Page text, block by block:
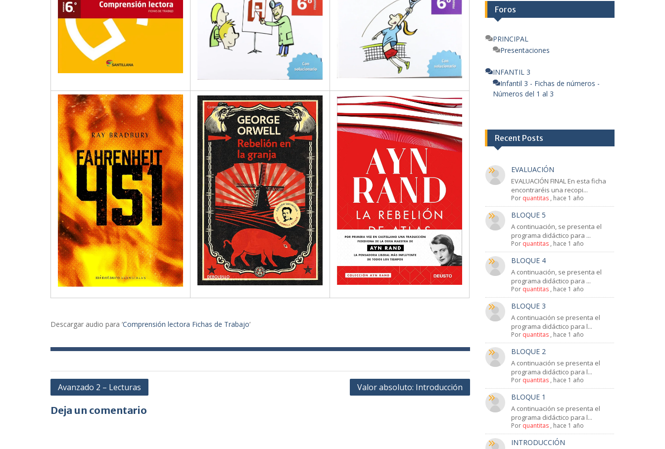
Descargar audio para ‘Comprensión lectora Fichas de Trabajo‘
Navegación
entradas
Avanzado 2 – Lecturas Valor absoluto: Introducción
Deja un comentario
Foros
PRINCIPAL
Presentaciones
INFANTIL 3
Infantil 3 - Fichas de números -
Números del 1 al 3
Recent Posts
EVALUACIÓN
EVALUACIÓN FINAL En esta ficha
encontraréis una recopi...
Por quantitas, hace 1 año
BLOQUE 5
A continuación, se presenta el
programa didáctico para ...
Por quantitas, hace 1 año
BLOQUE 4
A continuación, se presenta el
programa didáctico para ...
Por quantitas, hace 1 año
BLOQUE 3
A continuación se presenta el
programa didáctico para l...
Por quantitas, hace 1 año
BLOQUE 2
A continuación se presenta el
programa didáctico para l...
Por quantitas, hace 1 año
BLOQUE 1
A continuación se presenta el
programa didáctico para l...
Por quantitas, hace 1 año
INTRODUCCIÓN